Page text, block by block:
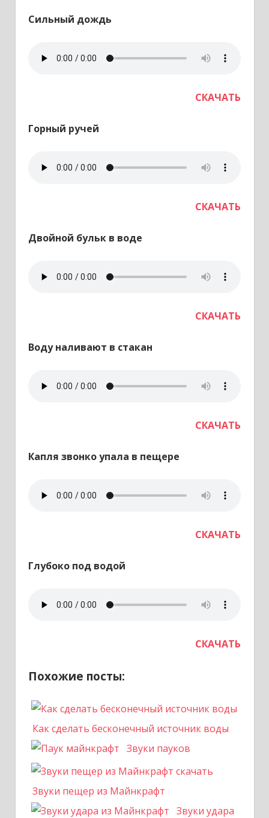
Сильный дождь
СКАЧАТЬ
Горный ручей
СКАЧАТЬ
Двойной бульк в воде
СКАЧАТЬ
Воду наливают в стакан
СКАЧАТЬ
Капля звонко упала в пещере
СКАЧАТЬ
Глубоко под водой
СКАЧАТЬ
Похожие посты:
Как сделать бесконечный источник воды
Звуки пауков
Звуки пещер из Майнкрафт
Звуки удара